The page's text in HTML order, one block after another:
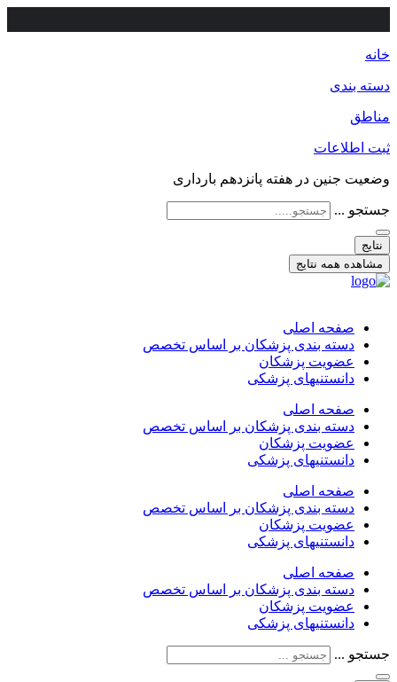
خانه
دسته بندی
مناطق
ثبت اطلاعات
وضعیت جنین در هفته پانزدهم بارداری
جستجو ...
نتایج
مشاهده همه نتایج
صفحه اصلی
دسته بندی پزشکان بر اساس تخصص
عضویت پزشکان
دانستنیهای پزشکی
صفحه اصلی
دسته بندی پزشکان بر اساس تخصص
عضویت پزشکان
دانستنیهای پزشکی
صفحه اصلی
دسته بندی پزشکان بر اساس تخصص
عضویت پزشکان
دانستنیهای پزشکی
صفحه اصلی
دسته بندی پزشکان بر اساس تخصص
عضویت پزشکان
دانستنیهای پزشکی
جستجو ...